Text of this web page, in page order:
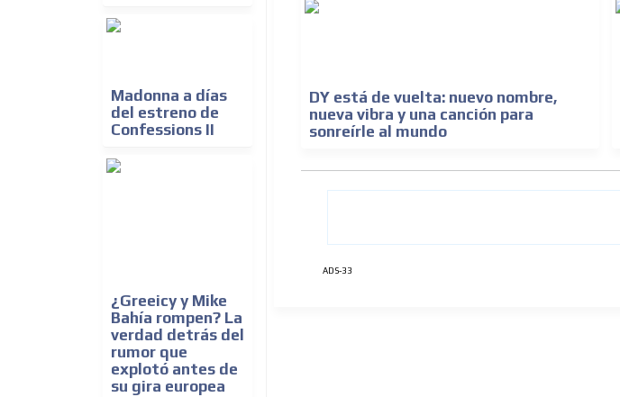
Madonna a días
del estreno de
Confessions II
¿Greeicy y Mike
Bahía rompen? La
verdad detrás del
rumor que
explotó antes de
su gira europea
DY está de vuelta: nuevo nombre,
nueva vibra y una canción para
sonreírle al mundo
ADS-33